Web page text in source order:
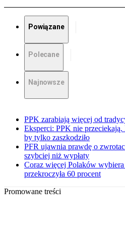
Powiązane
Polecane
Najnowsze
PPK zarabiają więcej od
Eksperci: PPK nie
by tylko zaszkodziło
PFR ujawnia prawdę o
szybciej niż wypłaty
Coraz więcej Polaków
przekroczyła 60 procent
Promowane treści